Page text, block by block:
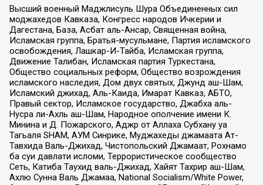
Высший военный Маджлисуль Шура Объединенных сил
моджахедов Кавказа, Конгресс народов Ичкерии и
Дагестана, База, Асбат аль-Ансар, Священная война,
Исламская группа, Братья-мусульмане, Партия исламского
освобождения, Лашкар-И-Тайба, Исламская группа,
Движение Талибан, Исламская партия Туркестана,
Общество социальных реформ, Общество возрождения
исламского наследия, Дом двух святых, Джунд аш-Шам,
Исламский джихад, Аль-Каида, Имарат Кавказ, АБТО,
Правый сектор, Исламское государство, Джабха аль-
Нусра ли-Ахль аш-Шам, Народное ополчение имени К.
Минина и Д. Пожарского, Аджр от Аллаха Субхану уа
Тагьаля SHAM, АУМ Синрике, Муджахеды джамаата Ат-
Тавхида Валь-Джихад, Чистопольский Джамаат, Рохнамо
ба суи давлати исломи, Террористическое сообщество
Сеть, Катиба Таухид валь-Джихад, Хайят Тахрир аш-Шам,
Ахлю Сунна Валь Джамаа, National Socialism/White Power,